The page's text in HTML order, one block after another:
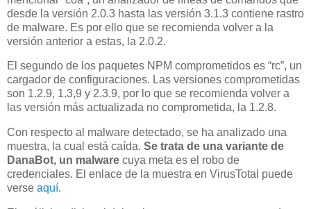
desde la versión 2.0.3 hasta las versión 3.1.3 contiene rastro
de malware. Es por ello que se recomienda volver a la
versión anterior a estas, la 2.0.2.
El segundo de los paquetes NPM comprometidos es “rc”, un
cargador de configuraciones. Las versiones comprometidas
son 1.2.9, 1.3,9 y 2.3.9, por lo que se recomienda volver a
las versión más actualizada no comprometida, la 1.2.8.
Con respecto al malware detectado, se ha analizado una
muestra, la cual está caída. Se trata de una variante de
DanaBot, un malware cuya meta es el robo de
credenciales. El enlace de la muestra en VirusTotal puede
verse aquí.